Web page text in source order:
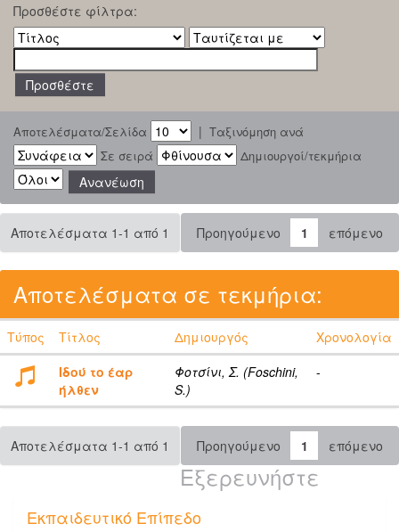
Προσθέστε φίλτρα:
Αποτελέσματα/Σελίδα | Ταξινόμηση ανά
Σε σειρά
Δημιουργοί/τεκμήρια
Αποτελέσματα 1-1 από 1 Προηγούμενο 1 επόμενο
Αποτελέσματα σε τεκμήρια:
Τύπος Τίτλος Δημιουργός
Χρονολογία
Ιδού το έαρ
ήλθεν
Φοτσίνι, Σ. (Foschini,
S.)
-
Αποτελέσματα 1-1 από 1 Προηγούμενο 1 επόμενο
Εξερευνήστε
Εκπαιδευτικό Επίπεδο